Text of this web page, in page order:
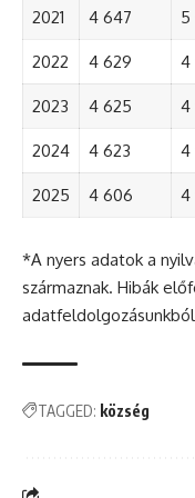
2021 4 647 5
2022 4 629 4
2023 4 625 4
2024 4 623 4
2025 4 606 4
*A nyers adatok a
származnak. Hibák
TAGGED: község